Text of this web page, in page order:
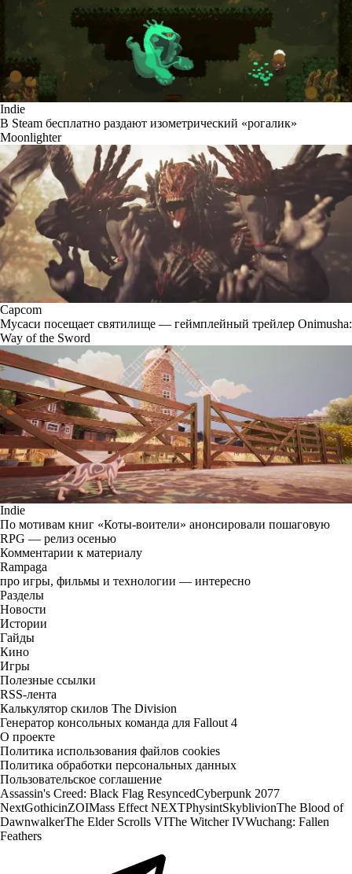
Indie
В Steam бесплатно раздают изометрический «рогалик»
Moonlighter
Capcom
Мусаси посещает святилище — геймплейный трейлер Onimusha:
Way of the Sword
Indie
По мотивам книг «Коты-воители» анонсировали пошаговую
RPG — релиз осенью
Комментарии к материалу
Rampaga
про игры, фильмы и технологии — интересно
Разделы
Новости
Истории
Гайды
Кино
Игры
Полезные ссылки
RSS-лента
Калькулятор скилов The Division
Генератор консольных команда для Fallout 4
О проекте
Политика использования файлов cookies
Политика обработки персональных данных
Пользовательское соглашение
Assassin's Creed: Black Flag ResyncedCyberpunk 2077
NextGothicinZOIMass Effect NEXTPhysintSkyblivionThe Blood of
DawnwalkerThe Elder Scrolls VIThe Witcher IVWuchang: Fallen
Feathers